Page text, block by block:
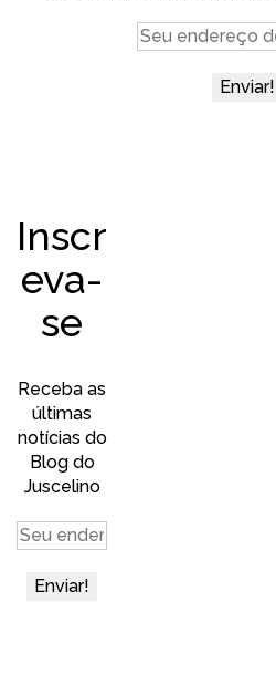
Inscr
eva-
se
Receba as
últimas
notícias do
Blog do
Juscelino